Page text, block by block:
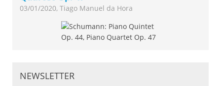
03/01/2020, Tiago Manuel da Hora
NEWSLETTER